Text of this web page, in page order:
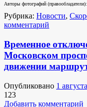
Авторы фотографий
Рубрика: Новости,
комментарий
Временное
Московском
движении
Опубликовано 1
123
Добавить комментарий